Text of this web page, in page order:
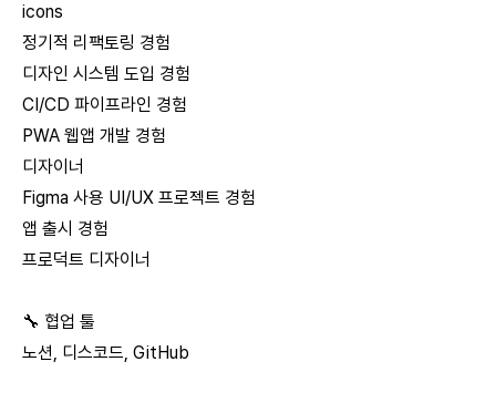
icons
정기적 리팩토링 경험
디자인 시스템 도입 경험
CI/CD 파이프라인 경험
PWA 웹앱 개발 경험
디자이너
Figma 사용 UI/UX 프로젝트 경험
앱 출시 경험
프로덕트 디자이너
🔧 협업 툴
노션, 디스코드, GitHub